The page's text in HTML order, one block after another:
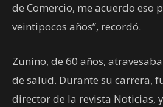
de Comercio, me acuerdo eso
veintipocos años”, recordó.
Zunino, de 60 años,
de salud. Durante su carrera,
director de la revista Noticias,